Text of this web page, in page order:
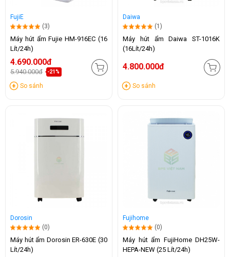
FujiE
(3)
Máy hút ẩm Fujie HM-916EC (16
Lít/24h)
4.690.000đ
5.940.000đ -21%
So sánh
Daiwa
(1)
Máy hút ẩm Daiwa ST-1016K
(16Lít/24h)
4.800.000đ
So sánh
Dorosin
(0)
Máy hút ẩm Dorosin ER-630E (30
Lít/24h)
Fujihome
(0)
Máy hút ẩm FujiHome DH25W-
HEPA-NEW (25 Lít/24h)